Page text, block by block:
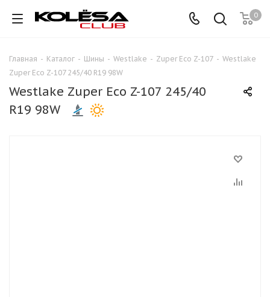
0
Главная - Каталог - Шины - Westlake - Zuper Eco Z-107 - Westlake
Zuper Eco Z-107 245/40 R19 98W
Westlake Zuper Eco Z-107 245/40
R19 98W